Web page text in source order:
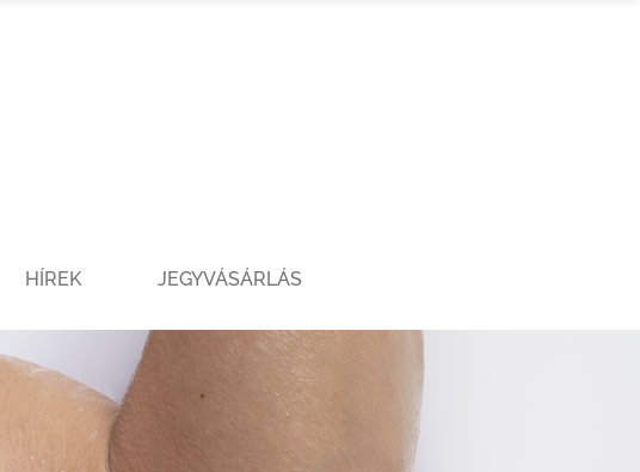
HÍREK JEGYVÁSÁRLÁS